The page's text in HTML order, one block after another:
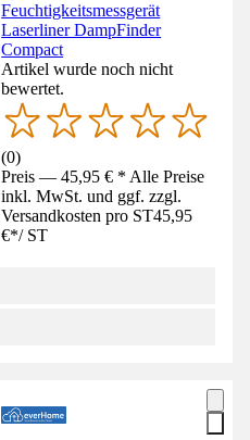
Feuchtigkeitsmessgerät
Laserliner DampFinder
Compact
Artikel wurde noch nicht
bewertet.
(0)
Preis — 45,95 € * Alle Preise
inkl. MwSt. und ggf. zzgl.
Versandkosten pro ST45,95
€*/ ST